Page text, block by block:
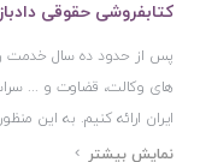
کتابفروشی حقوقی
پس از حدود ده سال خدمت
های وکالت، قضاوت و ...
ایران ارائه کنیم. به این
ایران و اخذ مجوزهای